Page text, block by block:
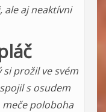
ale aj neaktívni
prožil ve svém
s osudem
poloboha